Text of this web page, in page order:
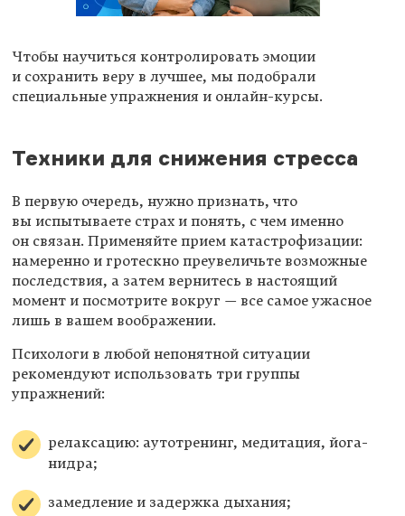
Чтобы научиться контролировать эмоции
и сохранить веру в лучшее, мы подобрали
специальные упражнения и онлайн-курсы.
Техники для снижения стресса
В первую очередь, нужно признать, что
вы испытываете страх и понять, с чем именно
он связан. Применяйте прием катастрофизации:
намеренно и гротескно преувеличьте возможные
последствия, а затем вернитесь в настоящий
момент и посмотрите вокруг — все самое ужасное
лишь в вашем воображении.
Психологи в любой непонятной ситуации
рекомендуют использовать три группы
упражнений:
релаксацию: аутотренинг, медитация, йога-
нидра;
замедление и задержка дыхания;